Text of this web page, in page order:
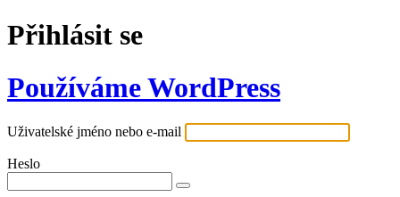
Přihlásit se
Používáme WordPress
Uživatelské jméno nebo e-mail
Heslo